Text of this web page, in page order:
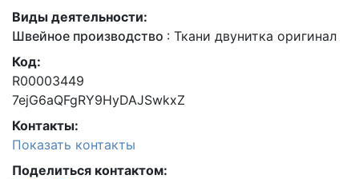
Виды деятельности:
Швейное производство : Ткани двунитка оригинал
Код:
R00003449
7ejG6aQFgRY9HyDAJSwkxZ
Контакты:
Показать контакты
Поделиться контактом: